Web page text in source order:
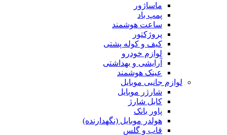
ماساژور
پمپ باد
ساعت هوشمند
پروژکتور
کیف و کوله پشتی
لوازم خودرو
آرایشی و بهداشتی
عینک هوشمند
لوازم جانبی موبایل
شارژر موبایل
کابل شارژ
پاور بانک
هولدر موبایل (نگهدارنده)
قاب و گلس